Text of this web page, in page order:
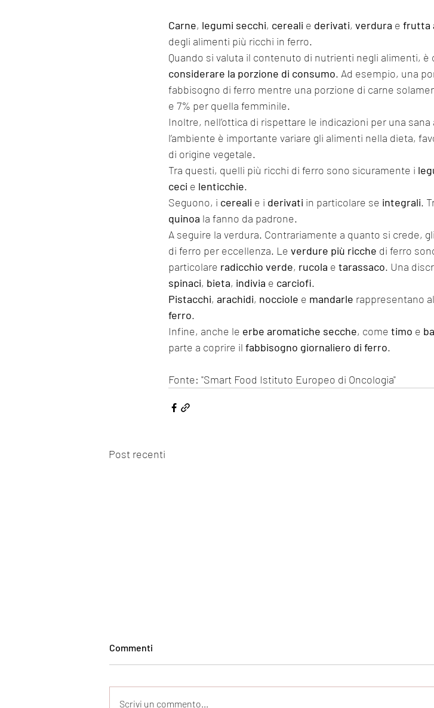
Carne, legumi secchi, cereali e derivati, verdura e frutta
degli alimenti più ricchi in ferro.
Quando si valuta il contenuto di nutrienti negli alimenti,
considerare la porzione di consumo. Ad esempio, una
fabbisogno di ferro mentre una porzione di carne
e 7% per quella femminile.
Inoltre, nell’ottica di rispettare le indicazioni per una
l’ambiente è importante variare gli alimenti nella dieta,
di origine vegetale.
Tra questi, quelli più ricchi di ferro sono sicuramente i
ceci e lenticchie.
Seguono, i cereali e i derivati in particolare se integrali.
quinoa la fanno da padrone.
A seguire la verdura. Contrariamente a quanto si crede,
di ferro per eccellenza. Le verdure più ricche di ferro
particolare radicchio verde, rucola e tarassaco. Una
spinaci, bieta, indivia e carciofi.
Pistacchi, arachidi, nocciole e mandarle rappresentano
ferro.
Infine, anche le erbe aromatiche secche, come timo e
parte a coprire il fabbisogno giornaliero di ferro.
Fonte: "Smart Food Istituto Europeo di Oncologia"
Post recenti
Commenti
Scrivi un commento...